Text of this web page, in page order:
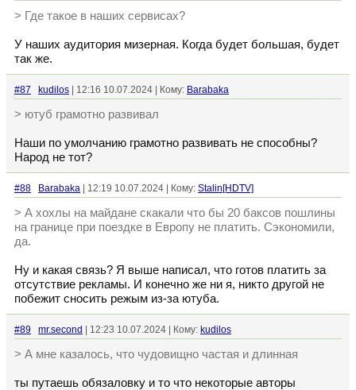
> Где такое в наших сервисах?
У наших аудитория мизерная. Когда будет большая, будет
так же.
#87 kudilos | 12:16 10.07.2024 | Кому: Barabaka
> ютуб грамотно развивал
Наши по умолчанию грамотно развивать не способны?
Народ не тот?
#88 Barabaka | 12:19 10.07.2024 | Кому: Stalin[HDTV]
> А хохлы на майдане скакали что бы 20 баксов пошлины
на границе при поездке в Европу не платить. Сэкономили,
да.
Ну и какая связь? Я выше написал, что готов платить за
отсутствие рекламы. И конечно же ни я, никто другой не
побежит сносить режым из-за ютуба.
#89 mr.second | 12:23 10.07.2024 | Кому: kudilos
> А мне казалось, что чудовищно частая и длинная
ты путаешь обязаловку и то что некоторые авторы